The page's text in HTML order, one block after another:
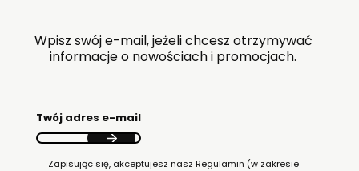
Wpisz swój e-mail, jeżeli chcesz otrzymywać
informacje o nowościach i promocjach.
Twój adres e-mail
Zapisując się, akceptujesz nasz Regulamin (w zakresie